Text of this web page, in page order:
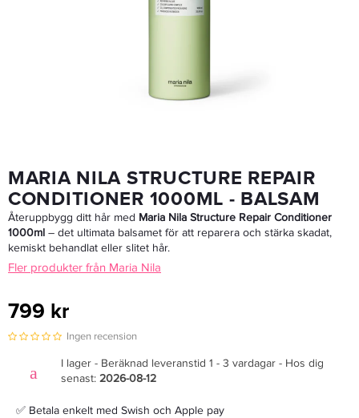
Maria Nila Structure Repair Shampoo 350ml - Schampo
LÄGG I VARUKORGEN
MARIA NILA STRUCTURE REPAIR
CONDITIONER 1000ML - BALSAM
Återuppbygg ditt hår med Maria Nila Structure Repair Conditioner
1000ml – det ultimata balsamet för att reparera och stärka skadat,
kemiskt behandlat eller slitet hår.
Fler produkter från Maria Nila
799 kr
Ingen recension
I lager - Beräknad leveranstid 1 - 3 vardagar - Hos dig
senast: 2026-08-12
✅ Betala enkelt med Swish och Apple pay